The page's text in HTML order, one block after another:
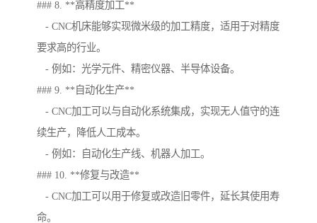
### 8. **高精度加工**
- CNC机床能够实现微米级的加工精度，适用于对精度
要求高的行业。
- 例如：光学元件、精密仪器、半导体设备。
### 9. **自动化生产**
- CNC加工可以与自动化系统集成，实现无人值守的连
续生产，降低人工成本。
- 例如：自动化生产线、机器人加工。
### 10. **修复与改造**
- CNC加工可以用于修复或改造旧零件，延长其使用寿
命。